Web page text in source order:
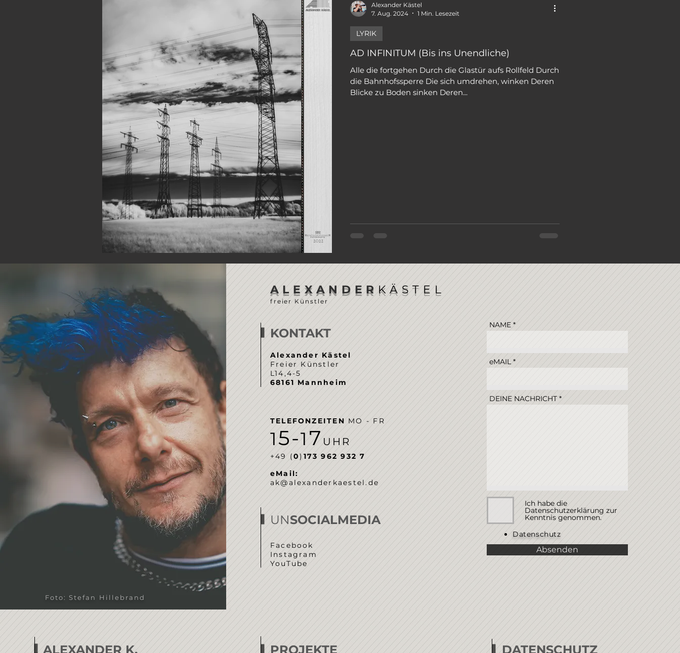
AD INFINITUM (Bis ins Unendliche)
Alle die fortgehen Durch die Glastür aufs Rollfeld Durch
die Bahnhofssperre Die sich umdrehen, winken Deren
Blicke zu Boden sinken Deren...
LYRIK
Alexander Kästel
7. Aug. 2024
1 Min. Lesezeit
Foto: Stefan Hillebrand
ALEXANDER KÄSTEL
freier Künstler
KONTAKT
Alexander Kästel
Freier Künstler
L14,4-5
68161 Mannheim
TELEFONZEITEN MO - FR
15-1 7 UHR
‭+49 (0) 173 962 932 7‬
eMail:
ak@alexanderkaestel.de
UNSOCIALMEDIA
Facebook
Instagram
YouTube
NAME
eMAIL
DEINE NACHRICHT
Ich habe die
Datenschutzerklärung zur
Kenntnis genommen.
Datenschutz
Absenden
ALEXANDER K. PROJEKTE DATENSCHUTZ